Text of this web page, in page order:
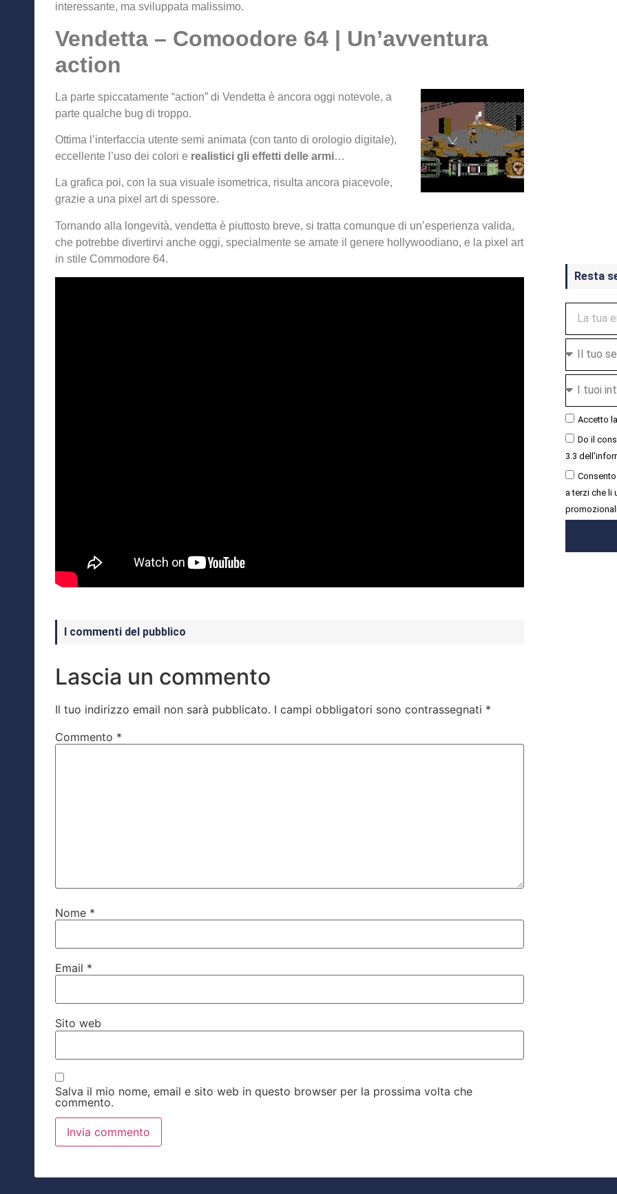
interessante, ma sviluppata malissimo.
Vendetta – Comoodore 64 | Un’avventura
action
La parte spiccatamente “action” di Vendetta è ancora oggi notevole, a
parte qualche bug di troppo.
Ottima l’interfaccia utente semi animata (con tanto di orologio digitale),
eccellente l’uso dei colori e realistici gli effetti delle armi…
La grafica poi, con la sua visuale isometrica, risulta ancora piacevole,
grazie a una pixel art di spessore.
Tornando alla longevità, vendetta è piuttosto breve, si tratta comunque di un’esperienza valida,
che potrebbe divertirvi anche oggi, specialmente se amate il genere hollywoodiano, e la pixel art
in stile Commodore 64.
I commenti del pubblico
Lascia un commento
Il tuo indirizzo email non sarà pubblicato. I campi obbligatori sono contrassegnati *
Commento *
Nome *
Email *
Sito web
Salva il mio nome, email e sito web in questo browser per la prossima volta che
commento.
Resta
Accetto la
Do il
3.3
a terzi che li